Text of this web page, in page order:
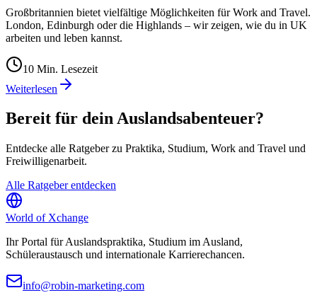
Großbritannien bietet vielfältige Möglichkeiten für Work and Travel.
London, Edinburgh oder die Highlands – wir zeigen, wie du in UK
arbeiten und leben kannst.
10 Min. Lesezeit
Weiterlesen
Bereit für dein Auslandsabenteuer?
Entdecke alle Ratgeber zu Praktika, Studium, Work and Travel und
Freiwilligenarbeit.
Alle Ratgeber entdecken
World of Xchange
Ihr Portal für Auslandspraktika, Studium im Ausland,
Schüleraustausch und internationale Karrierechancen.
info@robin-marketing.com